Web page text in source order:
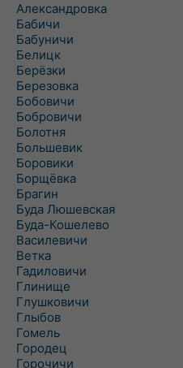
Александровка
Бабичи
Бабуничи
Белицк
Берёзки
Березовка
Бобовичи
Бобровичи
Болотня
Большевик
Боровики
Борщёвка
Брагин
Буда Люшевская
Буда-Кошелево
Василевичи
Ветка
Гадиловичи
Глинище
Глушковичи
Глыбов
Гомель
Городец
Горочичи